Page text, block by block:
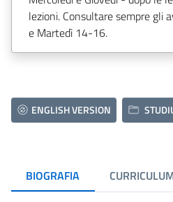
lezioni. Consultare sempre gli
e Martedì 14-16.
ENGLISH VERSION
BIOGRAFIA